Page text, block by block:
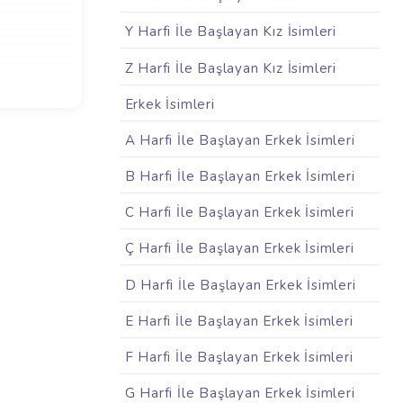
Y Harfi İle Başlayan Kız İsimleri
Z Harfi İle Başlayan Kız İsimleri
Erkek İsimleri
A Harfi İle Başlayan Erkek İsimleri
B Harfi İle Başlayan Erkek İsimleri
C Harfi İle Başlayan Erkek İsimleri
Ç Harfi İle Başlayan Erkek İsimleri
D Harfi İle Başlayan Erkek İsimleri
E Harfi İle Başlayan Erkek İsimleri
F Harfi İle Başlayan Erkek İsimleri
G Harfi İle Başlayan Erkek İsimleri